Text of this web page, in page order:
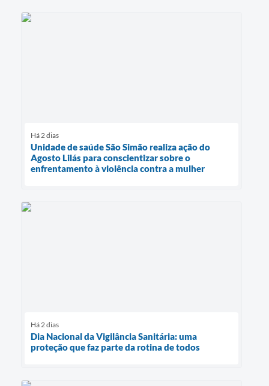
Há 2 dias
Unidade de saúde São Simão realiza ação do
Agosto Lilás para conscientizar sobre o
enfrentamento à violência contra a mulher
Há 2 dias
Dia Nacional da Vigilância Sanitária: uma
proteção que faz parte da rotina de todos